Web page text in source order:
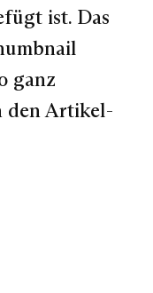
ist. Das
ganz
den Artikel-